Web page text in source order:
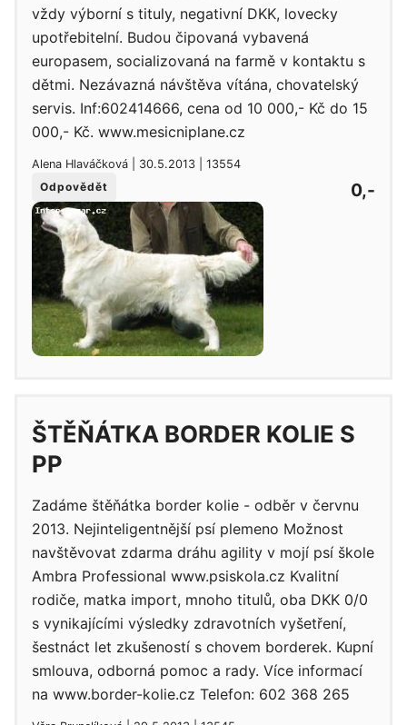
vždy výborní s tituly, negativní DKK, lovecky
upotřebitelní. Budou čipovaná vybavená
europasem, socializovaná na farmě v kontaktu s
dětmi. Nezávazná návštěva vítána, chovatelský
servis. Inf:602414666, cena od 10 000,- Kč do 15
000,- Kč. www.mesicniplane.cz
Alena Hlaváčková | 30.5.2013 | 13554
Odpovědět
0,-
ŠTĚŇÁTKA BORDER KOLIE S
PP
Zadáme štěňátka border kolie - odběr v červnu
2013. Nejinteligentnější psí plemeno Možnost
navštěvovat zdarma dráhu agility v mojí psí škole
Ambra Professional www.psiskola.cz Kvalitní
rodiče, matka import, mnoho titulů, oba DKK 0/0
s vynikajícími výsledky zdravotních vyšetření,
šestnáct let zkušeností s chovem borderek. Kupní
smlouva, odborná pomoc a rady. Více informací
na www.border-kolie.cz Telefon: 602 368 265